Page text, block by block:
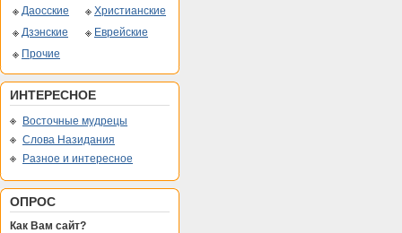
Даосские
Христианские
Дзэнские
Еврейские
Прочие
ИНТЕРЕСНОЕ
Восточные мудрецы
Слова Назидания
Разное и интересное
ОПРОС
Как Вам сайт?